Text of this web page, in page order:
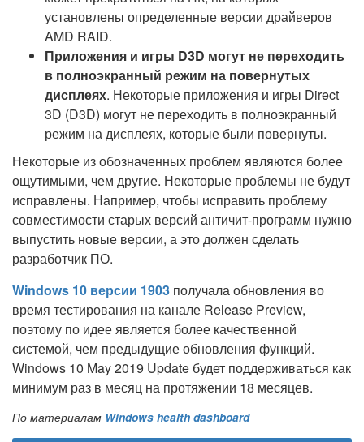
установлены определенные версии драйверов
AMD RAID.
Приложения и игры D3D могут не переходить
в полноэкранный режим на повернутых
дисплеях. Некоторые приложения и игры Direct
3D (D3D) могут не переходить в полноэкранный
режим на дисплеях, которые были повернуты.
Некоторые из обозначенных проблем являются более
ощутимыми, чем другие. Некоторые проблемы не будут
исправлены. Например, чтобы исправить проблему
совместимости старых версий античит-программ нужно
выпустить новые версии, а это должен сделать
разработчик ПО.
Windows 10 версии 1903 получала обновления во
время тестирования на канале Release Preview,
поэтому по идее является более качественной
системой, чем предыдущие обновления функций.
Windows 10 May 2019 Update будет поддерживаться как
минимум раз в месяц на протяжении 18 месяцев.
По материалам Windows health dashboard